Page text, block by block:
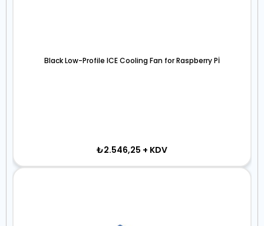
Black Low-Profile ICE Cooling Fan for Raspberry Pİ
₺2.546,25 + KDV